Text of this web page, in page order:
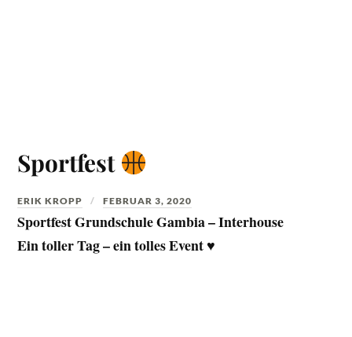
Sportfest
ERIK KROPP FEBRUAR 3, 2020
Sportfest Grundschule Gambia – Interhouse
Ein toller Tag – ein tolles Event ♥️